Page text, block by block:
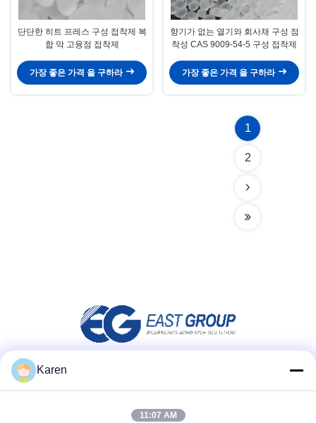
단단한 히트 프레스 구성 접착제 복
합 막 고융점 접착제
가장 좋은 가격 을 구하라
향기가 없는 열기와 회사채 구성 점
착성 CAS 9009-54-5 구성 접착제
가장 좋은 가격 을 구하라
1
2
Karen
11:07 AM